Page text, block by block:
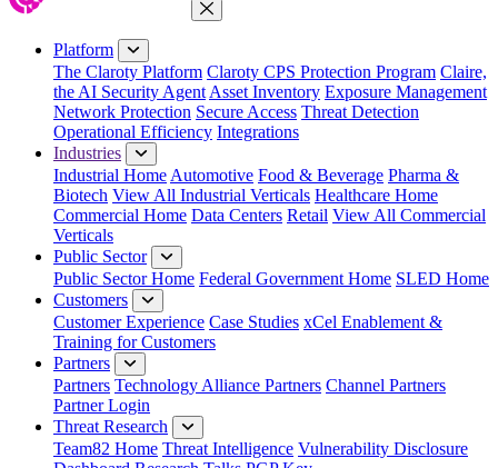
Close Menu
Platform
The Claroty Platform Claroty CPS Protection Program Claire,
the AI Security Agent Asset Inventory Exposure Management
Network Protection Secure Access Threat Detection
Operational Efficiency Integrations
Industries
Industrial Home Automotive Food & Beverage Pharma &
Biotech View All Industrial Verticals Healthcare Home
Commercial Home Data Centers Retail View All Commercial
Verticals
Public Sector
Public Sector Home Federal Government Home SLED Home
Customers
Customer Experience Case Studies xCel Enablement &
Training for Customers
Partners
Partners Technology Alliance Partners Channel Partners
Partner Login
Threat Research
Team82 Home Threat Intelligence Vulnerability Disclosure